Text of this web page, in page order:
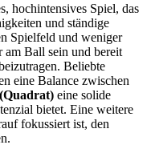
hochintensives Spiel, das
und ständige
Spielfeld und weniger
am Ball sein und bereit
Beliebte
eine Balance zwischen
eine solide
bietet. Eine weitere
fokussiert ist, den